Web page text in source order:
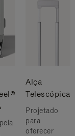
Alça
Telescópica
Projetado
para
oferecer